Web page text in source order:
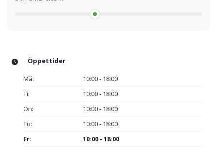
Öppettider
Må:
10:00 - 18:00
Ti:
10:00 - 18:00
On:
10:00 - 18:00
To:
10:00 - 18:00
Fr:
10:00 - 18:00